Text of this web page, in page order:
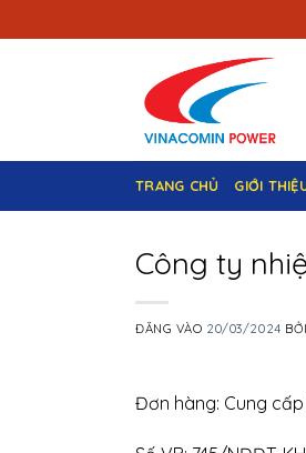
qua
TRANG CHỦ GIỚI
Công ty
ĐĂNG VÀO 20/03/2024 BỞI
Đơn hàng: Cung